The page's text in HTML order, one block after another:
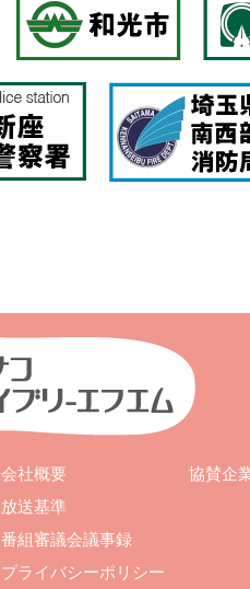
会社概要
放送基準
番組審議会議事録
プライバシーポリシー
協賛企